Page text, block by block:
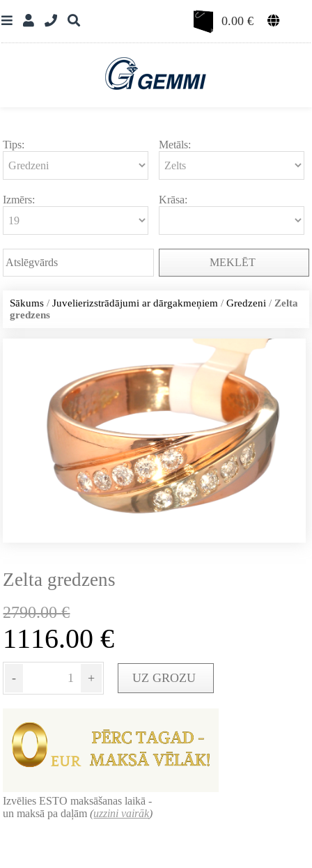
0.00€
Tips: Metāls:
Izmērs: Krāsa:
MEKLĒT
Sākums /Juvelierizstrādājumi ar dārgakmeņiem /Gredzeni / Zelta
gredzens
Zelta gredzens
2790.00€
1116.00€
- + UZ GROZU
Izvēlies ESTO maksāšanas laikā -
un maksā pa daļām(uzzini vairāk)